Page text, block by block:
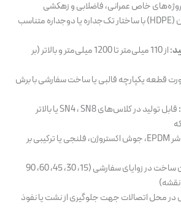
خاص عمرانی، فاضلابی و زهکشی
پلی‌اتیلن سنگین (HDPE) با ساختار تک‌جداره یا دوجداره متناسب
از 110 میلی‌متر تا 1200 میلی‌متر و بالاتر (بر
قطعه یکپارچه قالبی یا ساخت سفارشی با برش
قابل تولید در کلاس‌های SN4 ، SN8 یا بالاتر
کوپلری با واشر EPDM، جوش اکستروژن، فلنجی یا ترکیبی بر
امکان ساخت در زوایای سفارشی (15، 30، 45، 60، 90
در محل اتصالات جهت جلوگیری از نشت یا نفوذ